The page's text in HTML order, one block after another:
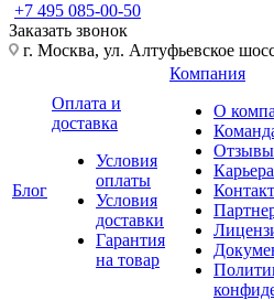
+7 495 085-00-50
Заказать звонок
г. Москва, ул. Алтуфьевское
Блог
Оплата и
доставка
Условия
оплаты
Условия
доставки
Гарантия
на товар
Компания
О
Отзывы
Карьера